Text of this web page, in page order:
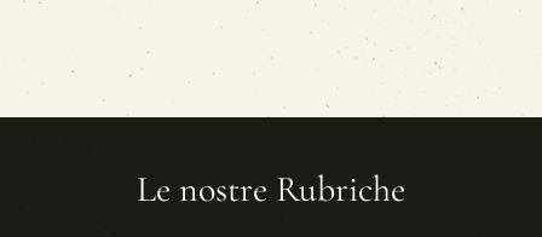
Le nostre Rubriche